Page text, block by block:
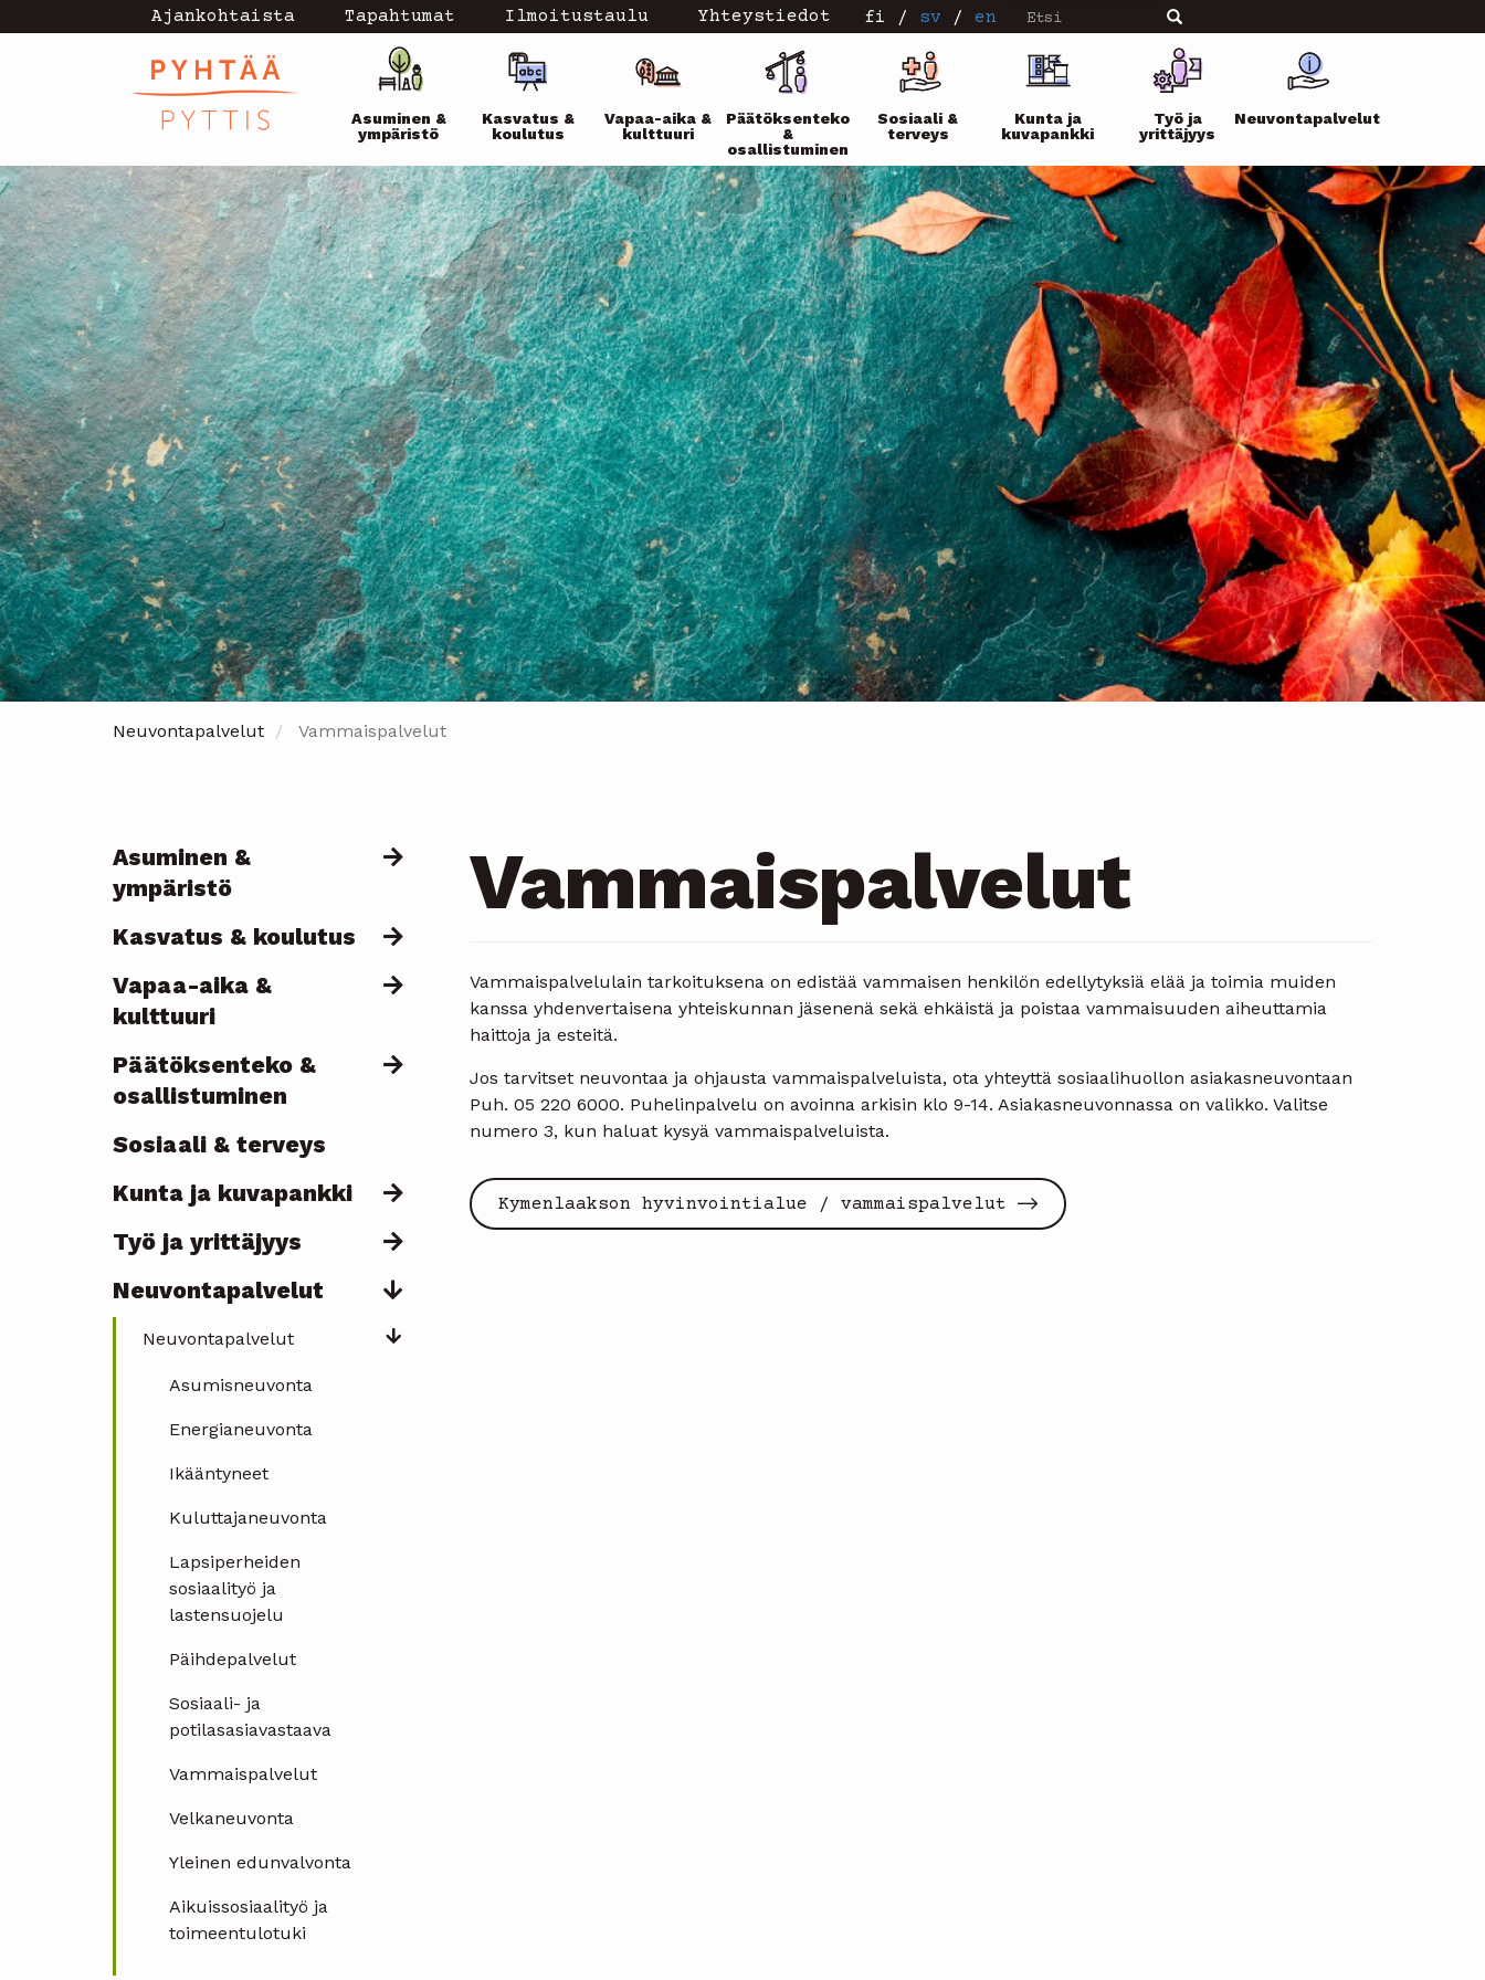
pääsisältöön
Topmenu
-
current
Ajankohtaista Tapahtumat Ilmoitustaulu Yhteystiedot fi / sv / en Etsi Etsi
Päävalikko
Asuminen &
ympäristö
Kasvatus &
koulutus
Vapaa-aika &
kulttuuri
Päätöksenteko
&
osallistuminen
Sosiaali &
terveys
Kunta ja
kuvapankki
Työ ja
yrittäjyys
Neuvontapalvelut
Neuvontapalvelut Vammaispalvelut
Päävalikko
Asuminen &
ympäristö
Kasvatus & koulutus
Vapaa-aika &
kulttuuri
Päätöksenteko &
osallistuminen
Sosiaali & terveys
Kunta ja kuvapankki
Työ ja yrittäjyys
Neuvontapalvelut
Neuvontapalvelut
Asumisneuvonta
Energianeuvonta
Ikääntyneet
Kuluttajaneuvonta
Lapsiperheiden
sosiaalityö ja
lastensuojelu
Päihdepalvelut
Sosiaali- ja
potilasasiavastaava
Vammaispalvelut
Velkaneuvonta
Yleinen edunvalvonta
Aikuissosiaalityö ja
toimeentulotuki
Vammaispalvelut
Vammaispalvelulain tarkoituksena on edistää vammaisen henkilön edellytyksiä elää ja toimia muiden
kanssa yhdenvertaisena yhteiskunnan jäsenenä sekä ehkäistä ja poistaa vammaisuuden aiheuttamia
haittoja ja esteitä.
Jos tarvitset neuvontaa ja ohjausta vammaispalveluista, ota yhteyttä sosiaalihuollon asiakasneuvontaan
Puh. 05 220 6000. Puhelinpalvelu on avoinna arkisin klo 9-14. Asiakasneuvonnassa on valikko. Valitse
numero 3, kun haluat kysyä vammaispalveluista.
Kymenlaakson hyvinvointialue / vammaispalvelut